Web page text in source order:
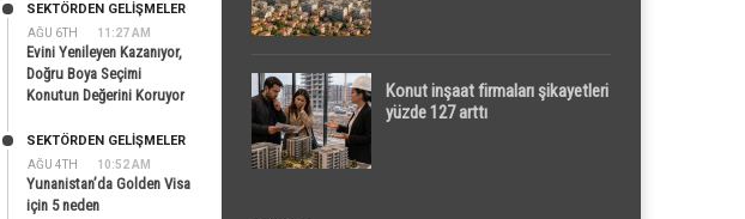
AĞU 6TH 11:27 AM
SEKTÖRDEN GELIŞMELER
Evini Yenileyen Kazanıyor,
Doğru Boya Seçimi
Konutun Değerini Koruyor
AĞU 4TH 10:52 AM
SEKTÖRDEN GELIŞMELER
Yunanistan’da Golden Visa
için 5 neden
Konut inşaat firmaları şikayetleri
yüzde 127 arttı